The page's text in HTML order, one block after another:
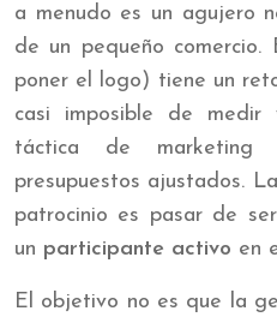
a menudo es un agujero
de un pequeño
poner el logo) tiene un
casi imposible de
táctica de
presupuestos ajustados.
patrocinio es pasar de
un participante activo en
El objetivo no es que la